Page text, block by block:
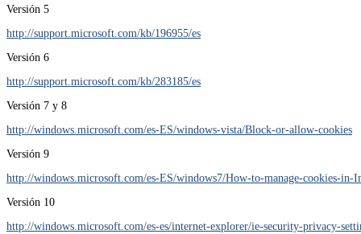
Versión 5
http://support.microsoft.com/kb/196955/es
Versión 6
http://support.microsoft.com/kb/283185/es
Versión 7 y 8
http://windows.microsoft.com/es-ES/windows-vista/Block-or-allow-cookies
Versión 9
http://windows.microsoft.com/es-ES/windows7/How-to-manage-cookies-in-
Versión 10
http://windows.microsoft.com/es-es/internet-explorer/ie-security-privacy-